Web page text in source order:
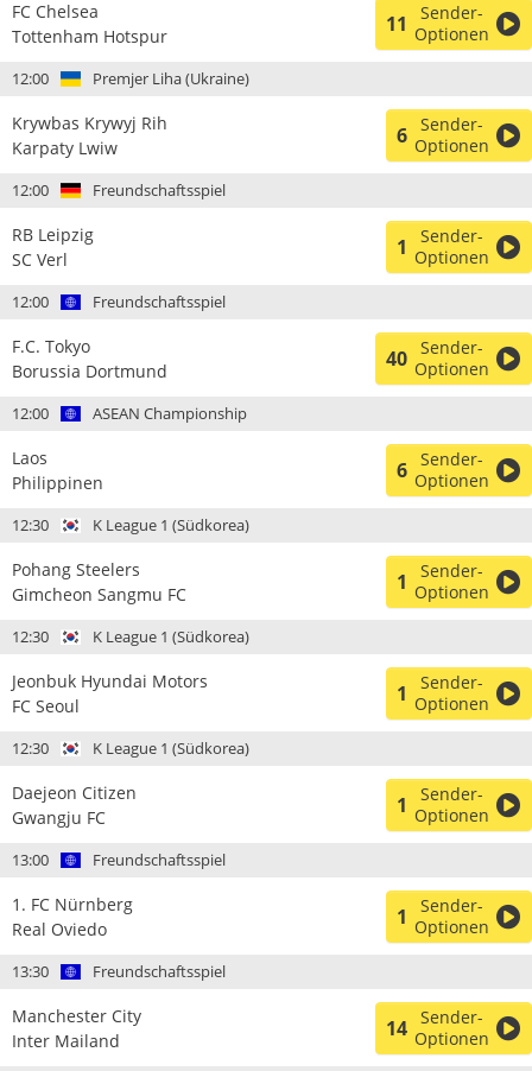
FC Chelsea
Tottenham Hotspur
11
Sender-
Optionen
12:00 Premjer Liha (Ukraine)
Krywbas Krywyj Rih
Karpaty Lwiw
6 Sender-
Optionen
12:00 Freundschaftsspiel
RB Leipzig
SC Verl
1
Sender-
Optionen
12:00 Freundschaftsspiel
F.C. Tokyo
Borussia Dortmund
40 Sender-
Optionen
12:00 ASEAN Championship
Laos
Philippinen
6 Sender-
Optionen
12:30 K League 1 (Südkorea)
Pohang Steelers
Gimcheon Sangmu FC
1
Sender-
Optionen
12:30 K League 1 (Südkorea)
Jeonbuk Hyundai Motors
FC Seoul
1
Sender-
Optionen
12:30 K League 1 (Südkorea)
Daejeon Citizen
Gwangju FC
1
Sender-
Optionen
13:00 Freundschaftsspiel
1. FC Nürnberg
Real Oviedo
1
Sender-
Optionen
13:30 Freundschaftsspiel
Manchester City
Inter Mailand
14 Sender-
Optionen